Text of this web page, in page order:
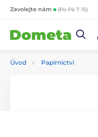
Zavolejte nám (Po-Pá 7-15)
Úvod Papírnictví